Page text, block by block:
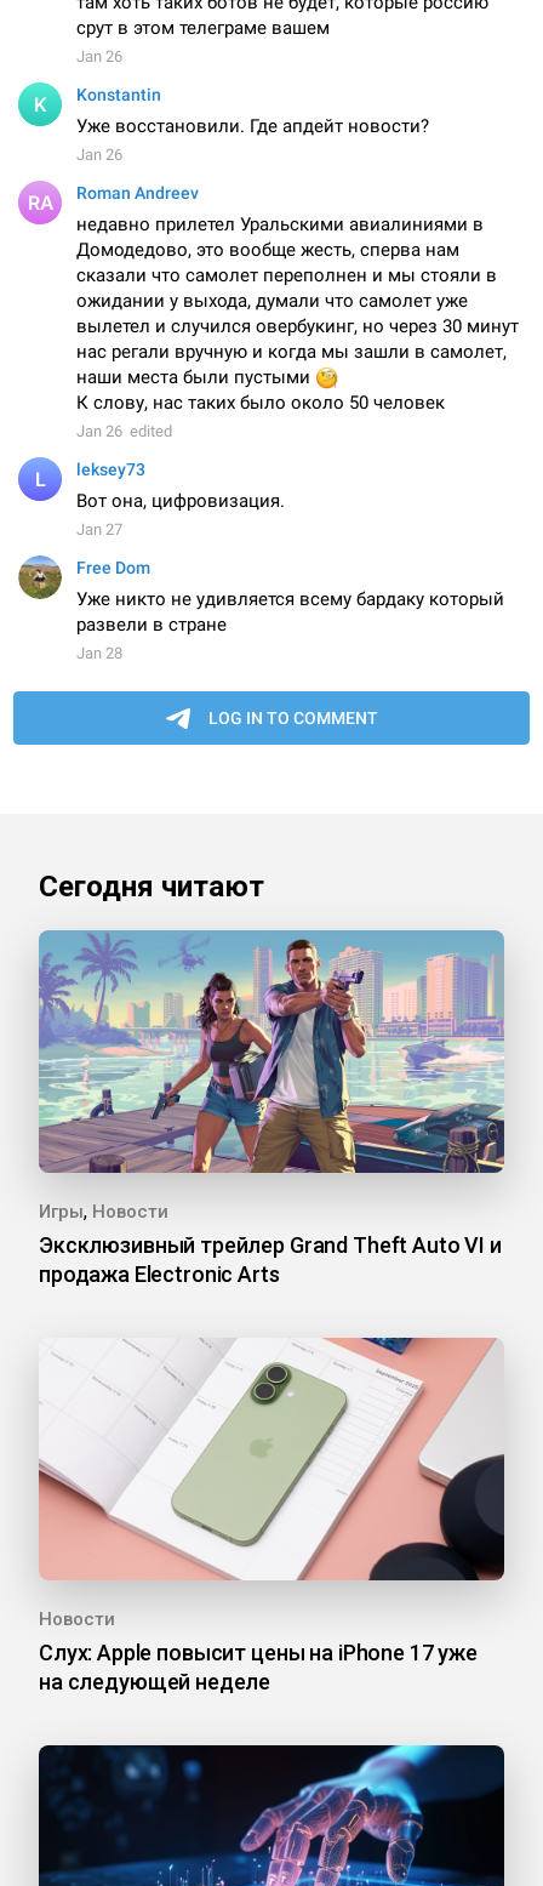
Сегодня читают
Игры, Новости
Эксклюзивный трейлер Grand Theft Auto VI и
продажа Electronic Arts
Новости
Слух: Apple повысит цены на iPhone 17 уже
на следующей неделе